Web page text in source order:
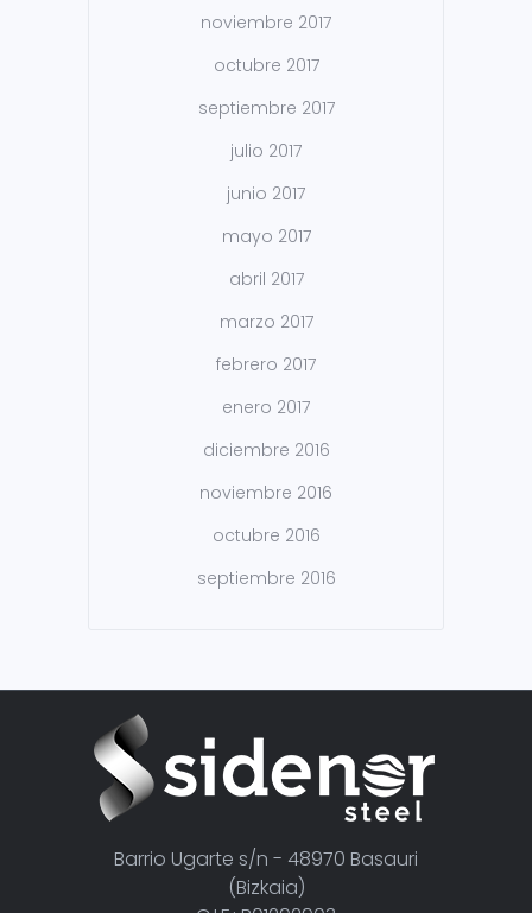
noviembre 2017
octubre 2017
septiembre 2017
julio 2017
junio 2017
mayo 2017
abril 2017
marzo 2017
febrero 2017
enero 2017
diciembre 2016
noviembre 2016
octubre 2016
septiembre 2016
Barrio Ugarte s/n - 48970 Basauri
(Bizkaia)